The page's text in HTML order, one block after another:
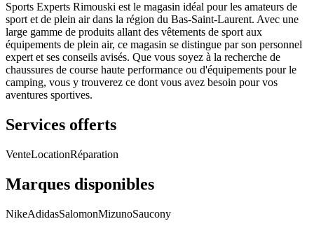
Sports Experts Rimouski est le magasin idéal pour les amateurs de
sport et de plein air dans la région du Bas-Saint-Laurent. Avec une
large gamme de produits allant des vêtements de sport aux
équipements de plein air, ce magasin se distingue par son personnel
expert et ses conseils avisés. Que vous soyez à la recherche de
chaussures de course haute performance ou d'équipements pour le
camping, vous y trouverez ce dont vous avez besoin pour vos
aventures sportives.
Services offerts
VenteLocationRéparation
Marques disponibles
NikeAdidasSalomonMizunoSaucony